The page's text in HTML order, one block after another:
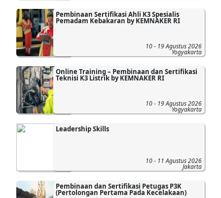
Pembinaan Sertifikasi Ahli K3 Spesialis
Pemadam Kebakaran by KEMNAKER RI
10 - 19 Agustus 2026
Yogyakarta
Online Training – Pembinaan dan Sertifikasi
Teknisi K3 Listrik by KEMNAKER RI
10 - 19 Agustus 2026
Yogyakarta
Leadership Skills
10 - 11 Agustus 2026
Jakarta
Pembinaan dan Sertifikasi Petugas P3K
(Pertolongan Pertama Pada Kecelakaan)